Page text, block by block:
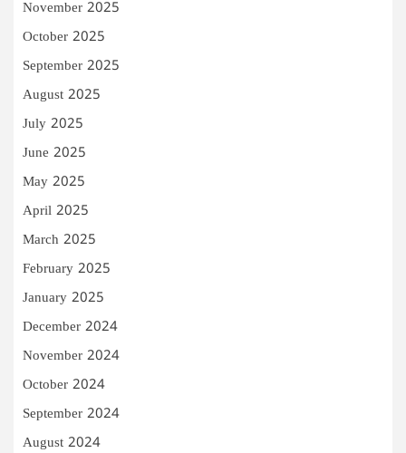
November 2025
October 2025
September 2025
August 2025
July 2025
June 2025
May 2025
April 2025
March 2025
February 2025
January 2025
December 2024
November 2024
October 2024
September 2024
August 2024